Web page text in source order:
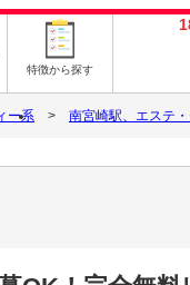
特徴から探す
ー系 南宮崎駅、エステ